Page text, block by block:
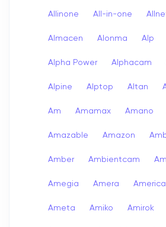
Allinone All-in-one
Almacen Alonma Alp
Alpha Power Alphacam
Alpine Alptop Altan
Am Amamax Amano
Amazable Amazon
Amber Ambientcam
Amegia Amera
Ameta Amiko Amirok